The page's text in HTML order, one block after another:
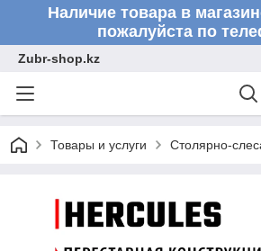
Наличие товара в
пожалуйста по
Zubr-shop.kz
Товары и услуги Столярно-